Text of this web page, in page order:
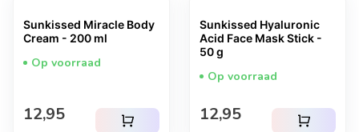
Sunkissed Miracle Body
Cream - 200 ml
Op voorraad
Normale prijs
12,95 shopping_cart
Sunkissed Hyaluronic
Acid Face Mask Stick -
50 g
Op voorraad
Normale prijs
12,95 shopping_cart